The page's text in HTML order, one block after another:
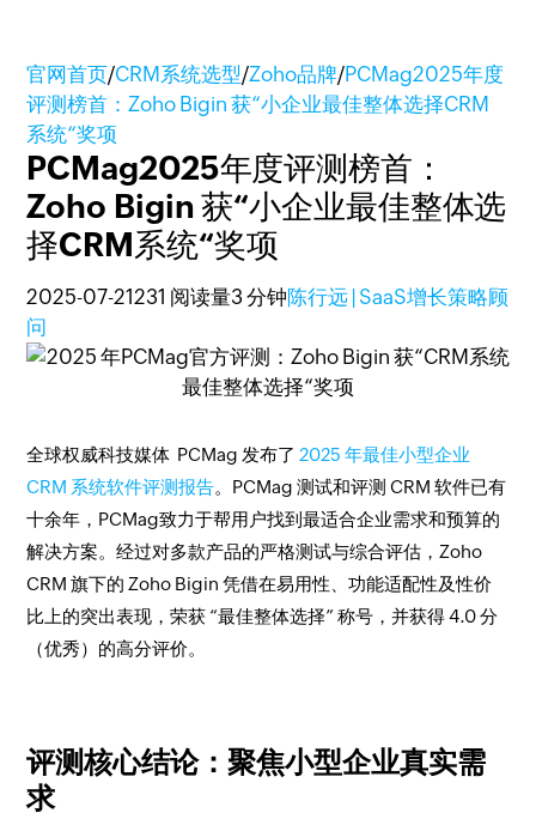
官网首页/CRM系统选型/Zoho品牌/PCMag2025年度
评测榜首：Zoho Bigin 获“小企业最佳整体选择CRM
系统“奖项
PCMag2025年度评测榜首：
Zoho Bigin 获“小企业最佳整体选
择CRM系统“奖项
2025-07-21231 阅读量3 分钟陈行远 | SaaS增长策略顾
问
全球权威科技媒体 PCMag 发布了 2025 年最佳小型企业
CRM 系统软件评测报告。PCMag 测试和评测 CRM 软件已有
十余年，PCMag致力于帮用户找到最适合企业需求和预算的
解决方案。经过对多款产品的严格测试与综合评估，Zoho
CRM 旗下的 Zoho Bigin 凭借在易用性、功能适配性及性价
比上的突出表现，荣获 “最佳整体选择” 称号，并获得 4.0 分
（优秀）的高分评价。
评测核心结论：聚焦小型企业真实需
求